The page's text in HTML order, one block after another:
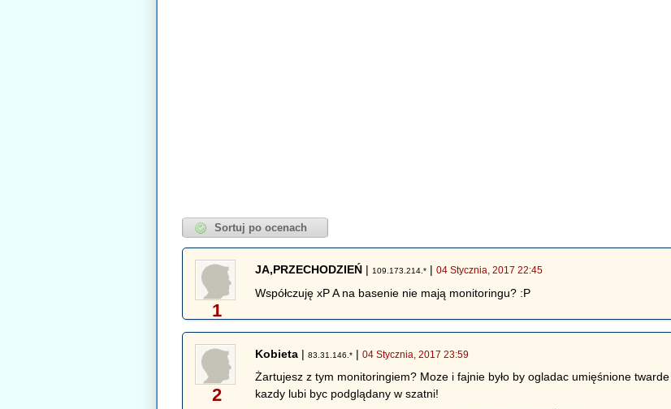
1
JA,PRZECHODZIEŃ |109.173.214.* |04 Stycznia, 2017 22:45
Współczuję xP A na basenie nie mają monitoringu? :P
2
Kobieta |83.31.146.* |04 Stycznia, 2017 23:59
Żartujesz z tym monitoringiem? Moze i fajnie było by ogladac umięśnione
kazdy lubi byc podglądany w szatni!